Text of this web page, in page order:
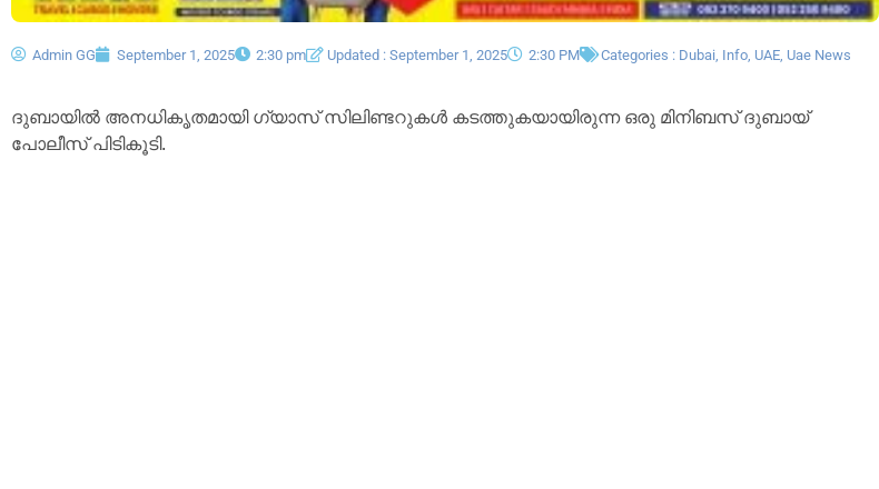
Admin GG September 1, 2025 2:30 pm Updated : September 1, 2025 2:30 PM Categories : Dubai Info UAE Uae News
ദുബായിൽ അനധികൃതമായി ഗ്യാസ് സിലിണ്ടറുകൾ കടത്തുകയായിരുന്ന ഒരു മിനിബസ് ദുബായ്
പോലീസ് പിടികൂടി.